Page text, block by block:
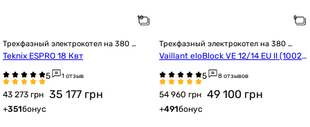
Трехфазный электрокотел на 380
Вольт
Teknix ESPRO 18 Квт
1 отзыв
43 273 грн 35 177 грн
+351бонус
Трехфазный электрокотел на 380
Вольт
Vaillant eloBlock VE 12/14 EU II (10023
8 отзывов
54 960 грн 49 100 грн
+491бонус